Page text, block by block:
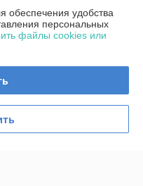
удобства
персональных
файлы cookies или